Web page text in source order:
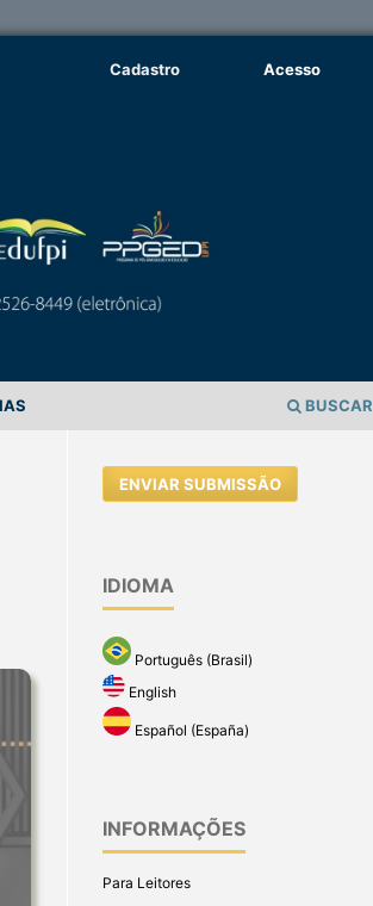
BUSCAR
Cadastro Acesso
ENVIAR SUBMISSÃO
IDIOMA
Português (Brasil)
English
Español (España)
INFORMAÇÕES
Para Leitores